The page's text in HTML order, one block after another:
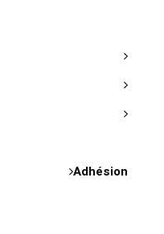
Adhésion